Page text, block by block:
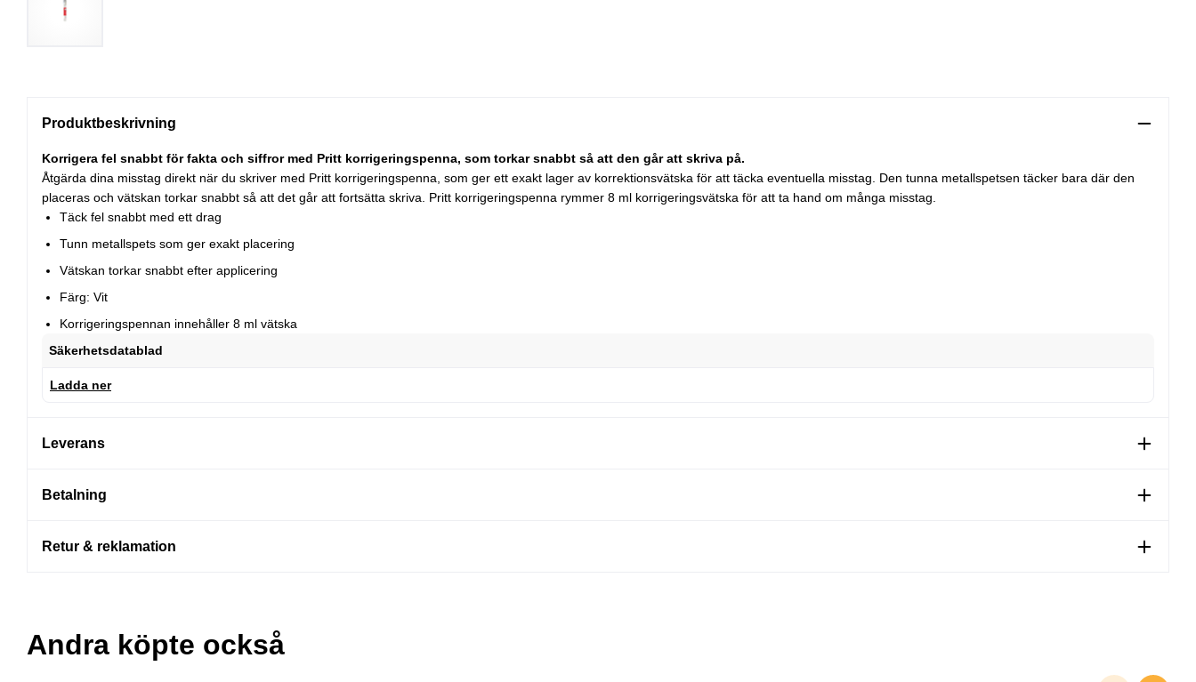
Produktbeskrivning
Korrigera fel snabbt för fakta och siffror med Pritt korrigeringspenna, som torkar snabbt så att den går att skriva på.
Åtgärda dina misstag direkt när du skriver med Pritt korrigeringspenna, som ger ett exakt lager av korrektionsvätska för att täcka eventuella misstag. Den tunna metallspetsen täcker bara där den
placeras och vätskan torkar snabbt så att det går att fortsätta skriva. Pritt korrigeringspenna rymmer 8 ml korrigeringsvätska för att ta hand om många misstag.
Täck fel snabbt med ett drag
Tunn metallspets som ger exakt placering
Vätskan torkar snabbt efter applicering
Färg: Vit
Korrigeringspennan innehåller 8 ml vätska
Säkerhetsdatablad
Ladda ner
Leverans
Betalning
Retur & reklamation
Andra köpte också